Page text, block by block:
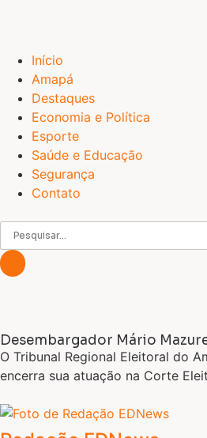
Início
Amapá
Destaques
Economia e Política
Esporte
Saúde e Educação
Segurança
Contato
Desembargador Mário
O Tribunal Regional Eleitoral do
encerra sua atuação na Corte